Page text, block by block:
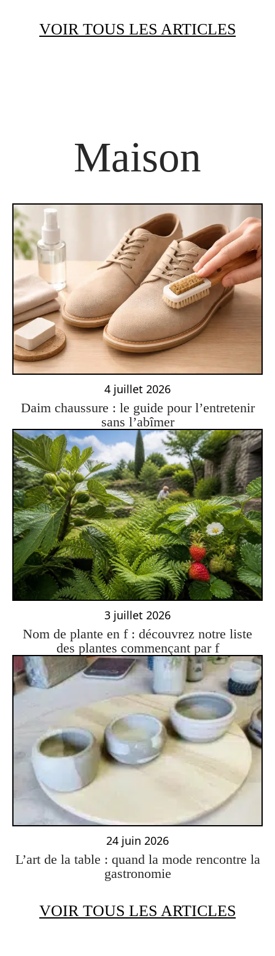
VOIR TOUS LES ARTICLES
Maison
4 juillet 2026
Daim chaussure : le guide pour l’entretenir
sans l’abîmer
3 juillet 2026
Nom de plante en f : découvrez notre liste
des plantes commençant par f
24 juin 2026
L’art de la table : quand la mode rencontre la
gastronomie
VOIR TOUS LES ARTICLES